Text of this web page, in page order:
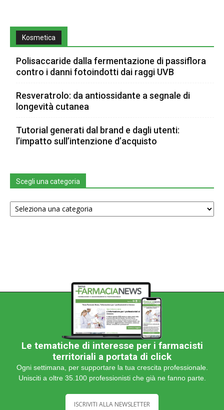
Kosmetica
Polisaccaride dalla fermentazione di passiflora
contro i danni fotoindotti dai raggi UVB
Resveratrolo: da antiossidante a segnale di
longevità cutanea
Tutorial generati dal brand e dagli utenti:
l’impatto sull’intenzione d’acquisto
Scegli una categoria
Scegli
una
Le tematiche di interesse per i farmacisti
territoriali a portata di click
Ogni settimana, per supportare la tua crescita professionale.
Unisciti a oltre 35.100 professionisti che già ne fanno parte.
ISCRIVITI ALLA NEWSLETTER